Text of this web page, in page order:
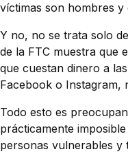
víctimas son hombres
Y no, no se trata solo
de la FTC muestra que
que cuestan dinero a
Facebook o Instagram,
Todo esto es
prácticamente
personas vulnerables y